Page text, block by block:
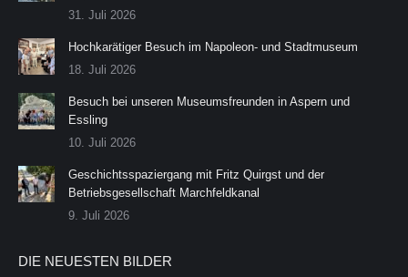
31. Juli 2026
Hochkarätiger Besuch im Napoleon- und Stadtmuseum
18. Juli 2026
Besuch bei unseren Museumsfreunden in Aspern und
Essling
10. Juli 2026
Geschichtsspaziergang mit Fritz Quirgst und der
Betriebsgesellschaft Marchfeldkanal
9. Juli 2026
DIE NEUESTEN BILDER